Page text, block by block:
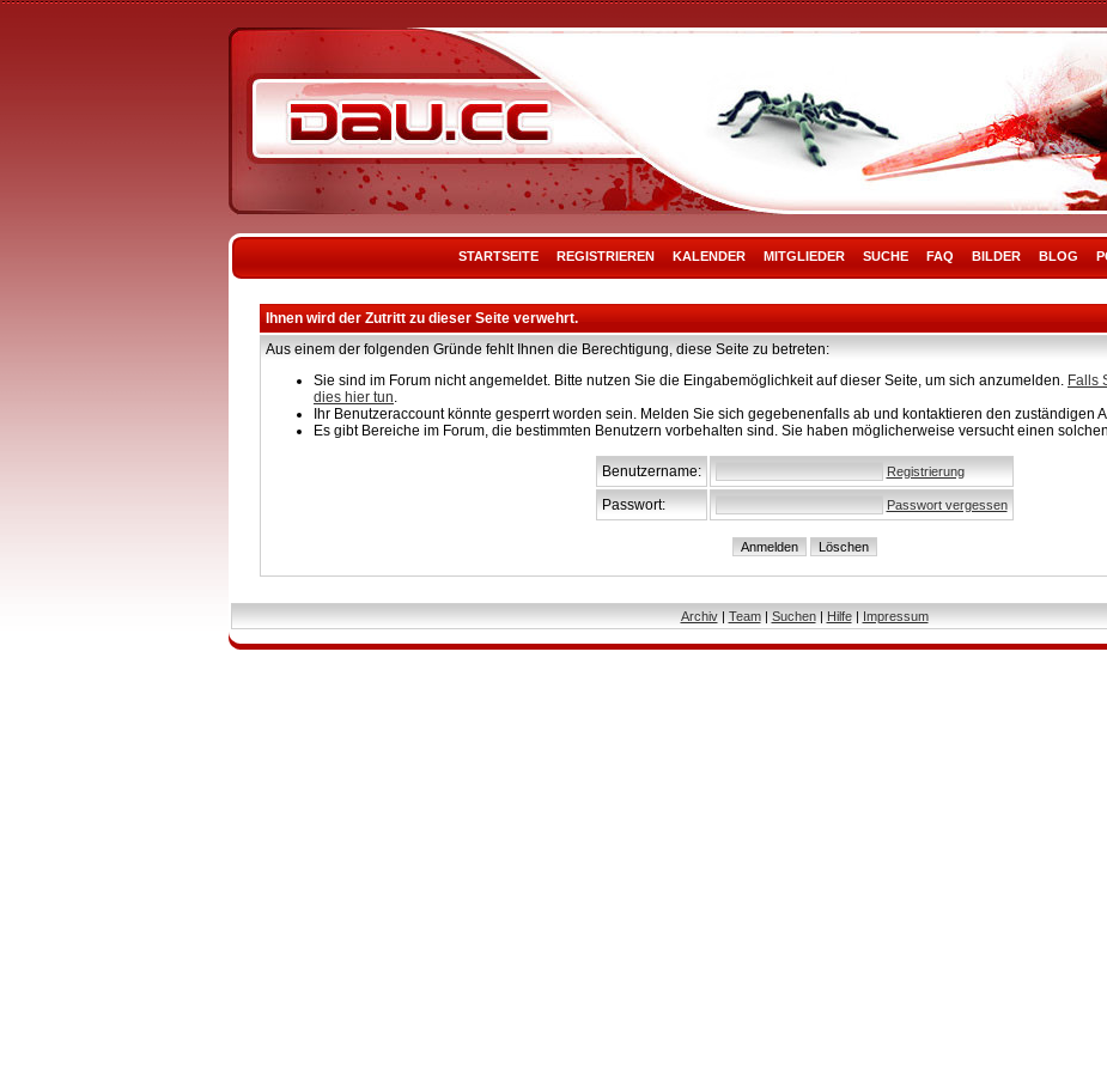
STARTSEITE REGISTRIEREN KALENDER MITGLIEDER SUCHE FAQ BILDER BLOG
Ihnen wird der Zutritt zu dieser Seite verwehrt.
Aus einem der folgenden Gründe fehlt Ihnen die Berechtigung, diese Seite zu betreten:
Sie sind im Forum nicht angemeldet. Bitte nutzen Sie die Eingabemöglichkeit auf dieser Seite, um sich anzumelden. Falls
dies hier tun.
Ihr Benutzeraccount könnte gesperrt worden sein. Melden Sie sich gegebenenfalls ab und kontaktieren den zuständigen
Es gibt Bereiche im Forum, die bestimmten Benutzern vorbehalten sind. Sie haben möglicherweise versucht einen
Benutzername: Registrierung
Passwort: Passwort vergessen
Archiv| Team| Suchen| Hilfe| Impressum